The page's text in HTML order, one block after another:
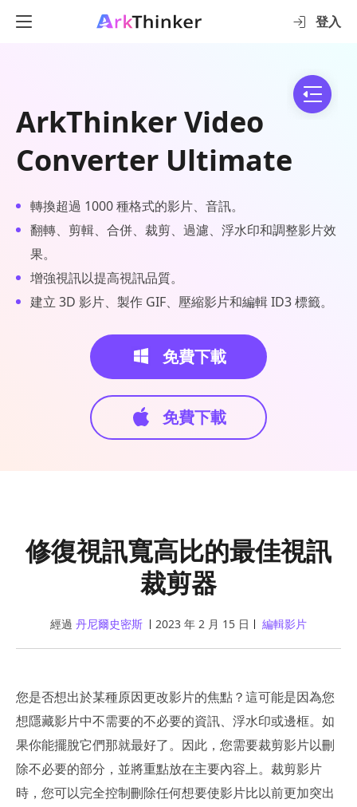
登入
ArkThinker Video
Converter Ultimate
轉換超過 1000 種格式的影片、音訊。
翻轉、剪輯、合併、裁剪、過濾、浮水印和調整影片效
果。
增強視訊以提高視訊品質。
建立 3D 影片、製作 GIF、壓縮影片和編輯 ID3 標籤。
免費下載
免費下載
修復視訊寬高比的最佳視訊
裁剪器
經過 丹尼爾史密斯 2023 年 2 月 15 日 編輯影片
您是否想出於某種原因更改影片的焦點？這可能是因為您
想隱藏影片中不需要的不必要的資訊、浮水印或邊框。如
果你能擺脫它們那就最好了。因此，您需要裁剪影片以刪
除不必要的部分，並將重點放在主要內容上。裁剪影片
時，您可以完全控制刪除任何想要使影片比以前更加突出